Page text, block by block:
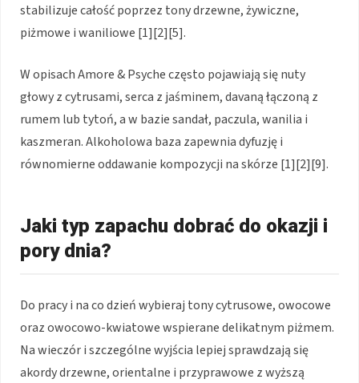
stabilizuje całość poprzez tony drzewne, żywiczne,
piżmowe i waniliowe [1][2][5].
W opisach Amore & Psyche często pojawiają się nuty
głowy z cytrusami, serca z jaśminem, davaną łączoną z
rumem lub tytoń, a w bazie sandał, paczula, wanilia i
kaszmeran. Alkoholowa baza zapewnia dyfuzję i
równomierne oddawanie kompozycji na skórze [1][2][9].
Jaki typ zapachu dobrać do okazji i
pory dnia?
Do pracy i na co dzień wybieraj tony cytrusowe, owocowe
oraz owocowo-kwiatowe wspierane delikatnym piżmem.
Na wieczór i szczególne wyjścia lepiej sprawdzają się
akordy drzewne, orientalne i przyprawowe z wyższą